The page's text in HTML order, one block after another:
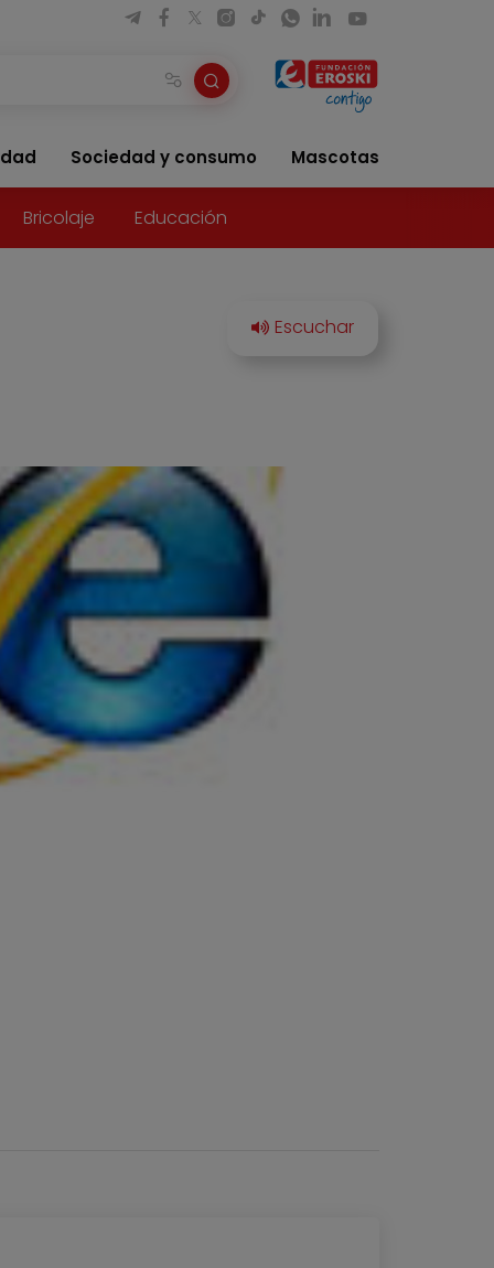
Sociedad y consumo Mascotas
Bricolaje Educación